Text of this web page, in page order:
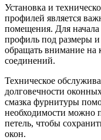
Установка и
профилей является
помещения. Для
профиль под размеры
обращать внимание на
соединений.
Техническое
долговечности
смазка фурнитуры
необходимости можно
петель, чтобы
окон.